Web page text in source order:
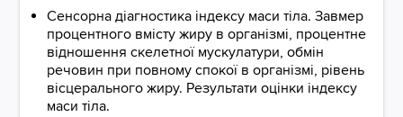
Сенсорна діагностика індексу маси тіла. Завмер
процентного вмісту жиру в організмі, процентне
відношення скелетної мускулатури, обмін
речовин при повному спокої в організмі, рівень
вісцерального жиру. Результати оцінки індексу
маси тіла.